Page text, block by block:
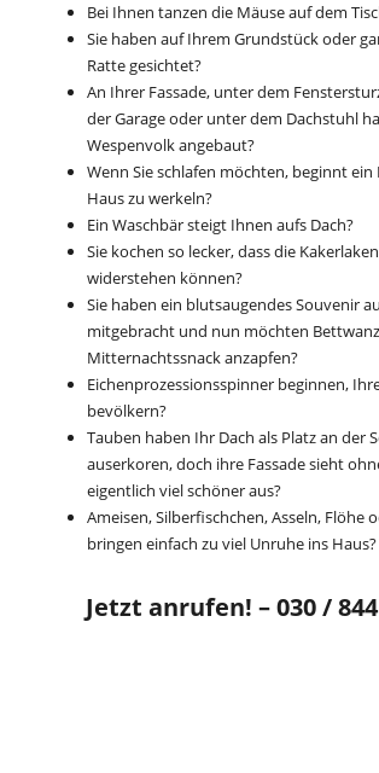
Bei Ihnen tanzen die Mäuseauf dem
Sie haben auf Ihrem Grundstück oder
Ratte gesichtet?
An Ihrer Fassade, unter dem
der Garage oder unter dem Dachstuhl
Wespenvolk angebaut?
Wenn Sie schlafen möchten, beginnt
Haus zu werkeln?
Ein Waschbär steigt Ihnen aufs Dach?
Sie kochen so lecker, dass die
widerstehen können?
Sie haben ein blutsaugendes Souvenir
mitgebracht und nun möchten
Mitternachtssnack anzapfen?
Eichenprozessionsspinner beginnen,
bevölkern?
Tauben haben Ihr Dach als Platz an der
auserkoren, doch ihre Fassade sieht
eigentlich viel schöner aus?
Ameisen, Silberfischchen, Asseln, Flöhe
bringen einfach zu viel Unruhe ins Haus?
Jetzt anrufen! – 030 /